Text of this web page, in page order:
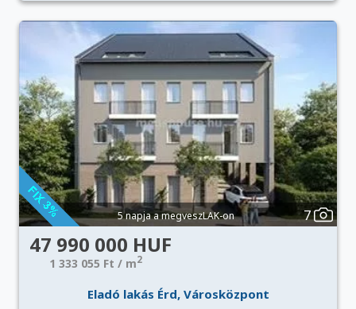
5 napja a megveszLAK-on 7
47 990 000 HUF
1 333 055 Ft / m2
Eladó lakás Érd, Városközpont